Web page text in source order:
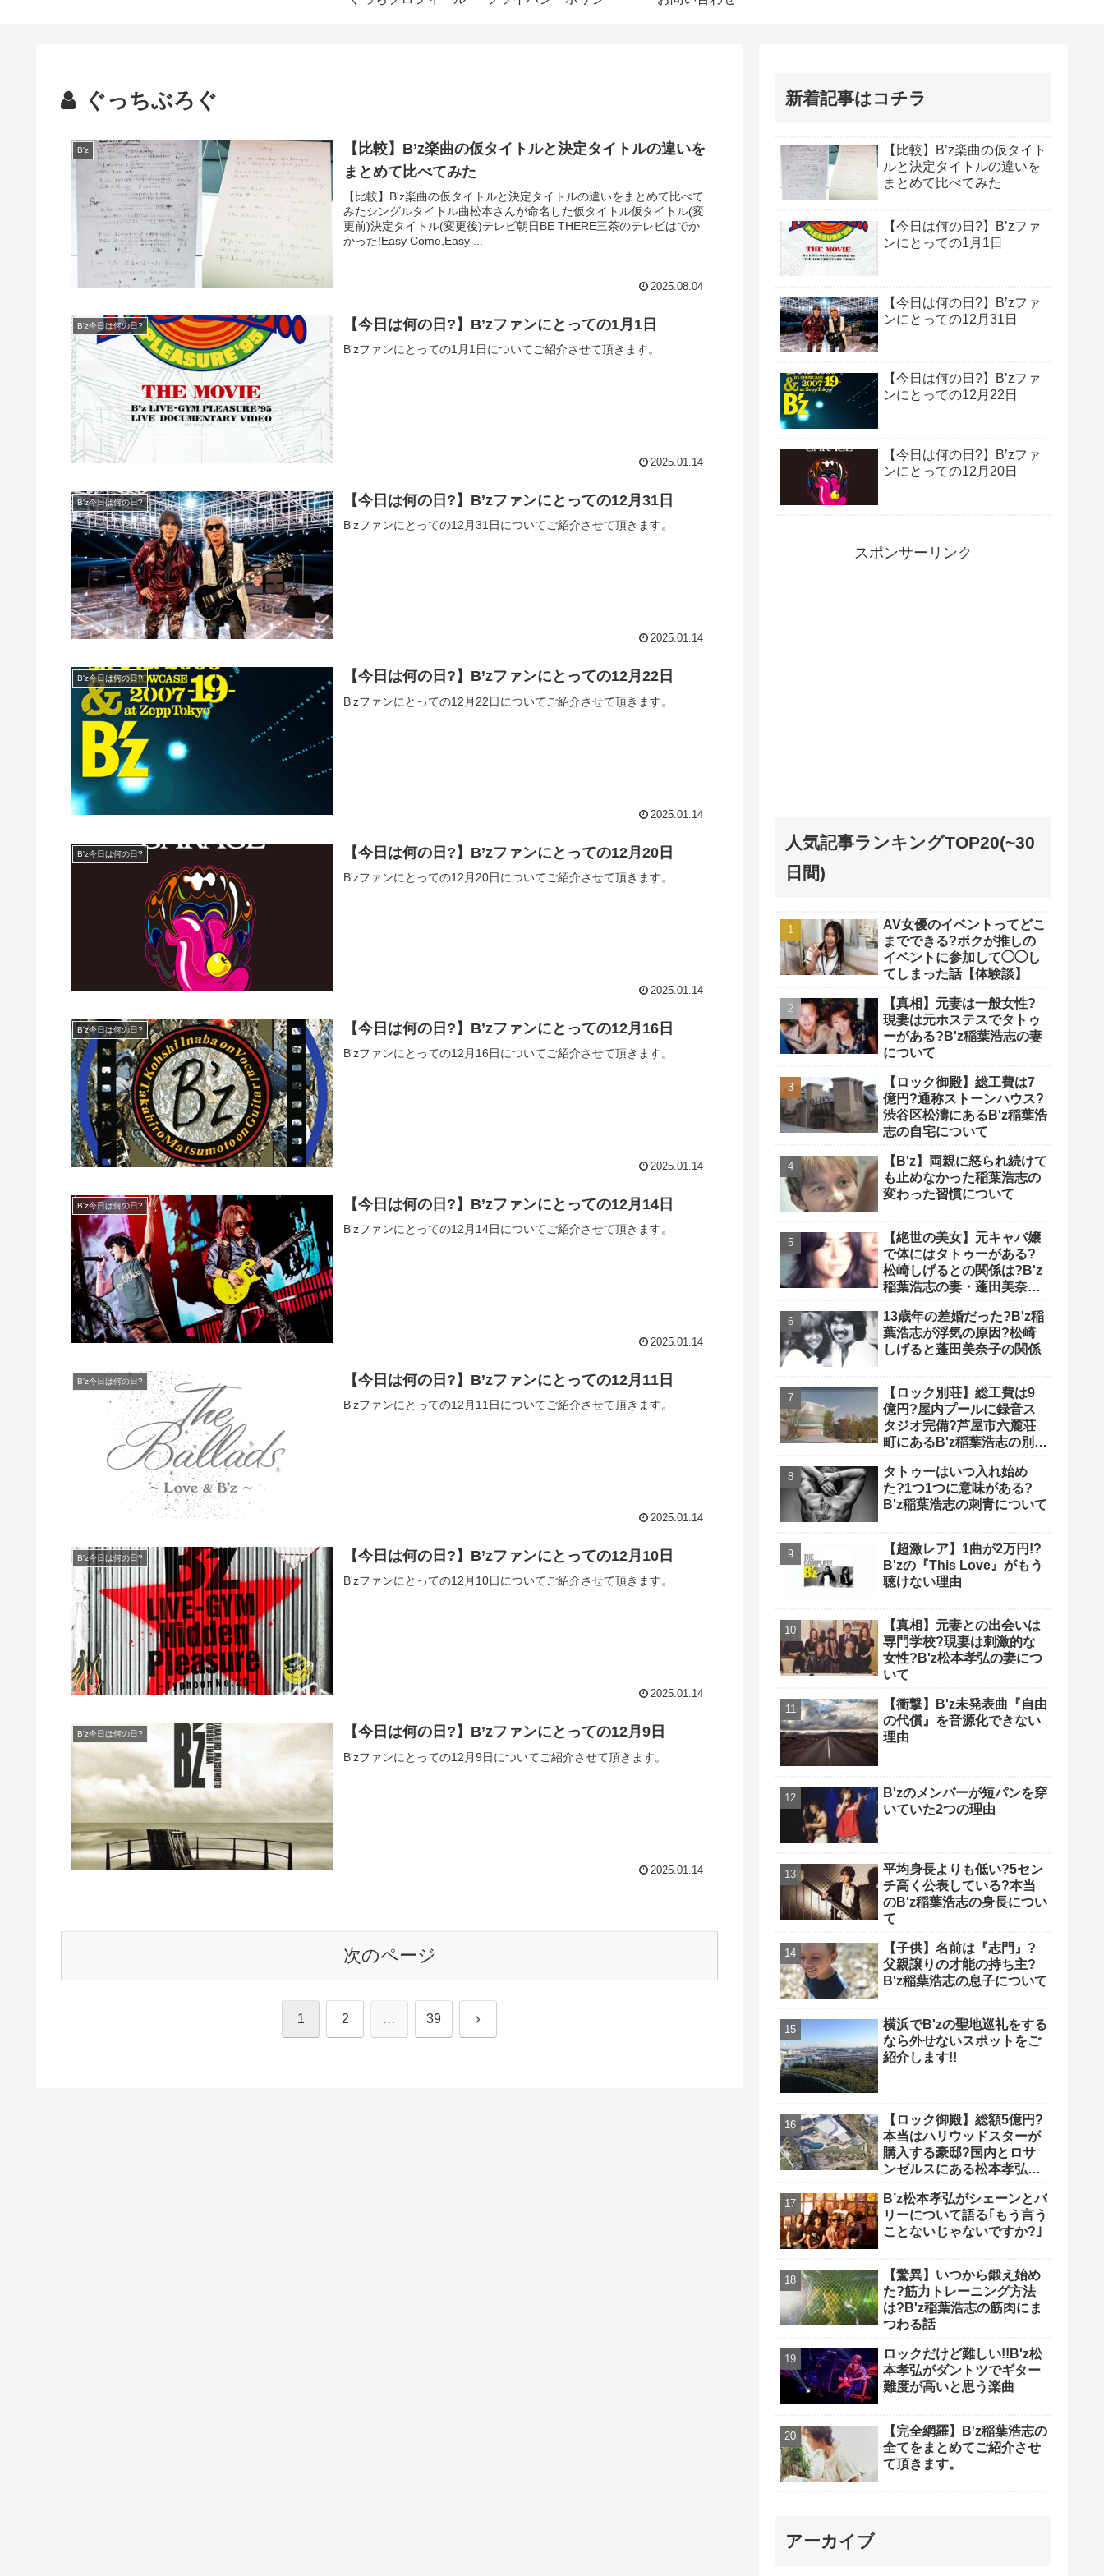
ぐっちぶろぐ
B'z
【比較】B’z楽曲の仮タイトルと決定タイトルの違いを
まとめて比べてみた
【比較】B'z楽曲の仮タイトルと決定タイトルの違いをまとめて比べて
みたシングルタイトル曲松本さんが命名した仮タイトル仮タイトル(変
更前)決定タイトル(変更後)テレビ朝日BE THERE三茶のテレビはでか
かった!Easy Come,Easy ...
2025.08.04
B'z今日は何の日? 【今日は何の日?】B’zファンにとっての1月1日
B'zファンにとっての1月1日についてご紹介させて頂きます。
2025.01.14
B'z今日は何の日? 【今日は何の日?】B’zファンにとっての12月31日
B'zファンにとっての12月31日についてご紹介させて頂きます。
2025.01.14
B'z今日は何の日? 【今日は何の日?】B’zファンにとっての12月22日
B'zファンにとっての12月22日についてご紹介させて頂きます。
2025.01.14
B'z今日は何の日? 【今日は何の日?】B’zファンにとっての12月20日
B'zファンにとっての12月20日についてご紹介させて頂きます。
2025.01.14
B'z今日は何の日? 【今日は何の日?】B’zファンにとっての12月16日
B'zファンにとっての12月16日についてご紹介させて頂きます。
2025.01.14
B'z今日は何の日? 【今日は何の日?】B’zファンにとっての12月14日
B'zファンにとっての12月14日についてご紹介させて頂きます。
2025.01.14
B'z今日は何の日? 【今日は何の日?】B’zファンにとっての12月11日
B'zファンにとっての12月11日についてご紹介させて頂きます。
2025.01.14
B'z今日は何の日? 【今日は何の日?】B’zファンにとっての12月10日
B'zファンにとっての12月10日についてご紹介させて頂きます。
2025.01.14
B'z今日は何の日? 【今日は何の日?】B’zファンにとっての12月9日
B'zファンにとっての12月9日についてご紹介させて頂きます。
2025.01.14
次のページ
1 2 … 39
新着記事はコチラ
【比較】B’z楽曲の仮タイト
ルと決定タイトルの違いを
まとめて比べてみた
【今日は何の日?】B’zファ
ンにとっての1月1日
【今日は何の日?】B’zファ
ンにとっての12月31日
【今日は何の日?】B’zファ
ンにとっての12月22日
【今日は何の日?】B’zファ
ンにとっての12月20日
スポンサーリンク
人気記事ランキングTOP20(~30
日間)
AV女優のイベントってどこ
までできる?ボクが推しの
イベントに参加して◯◯し
てしまった話【体験談】
【真相】元妻は一般女性?
現妻は元ホステスでタトゥ
ーがある?B'z稲葉浩志の妻
について
【ロック御殿】総工費は7
億円?通称ストーンハウス?
渋谷区松濤にあるB'z稲葉浩
志の自宅について
【B'z】両親に怒られ続けて
も止めなかった稲葉浩志の
変わった習慣について
【絶世の美女】元キャバ嬢
で体にはタトゥーがある?
松崎しげるとの関係は?B'z
稲葉浩志の妻・蓬田美奈子
13歳年の差婚だった?B'z稲
葉浩志が浮気の原因?松崎
しげると蓬田美奈子の関係
【ロック別荘】総工費は9
億円?屋内プールに録音ス
タジオ完備?芦屋市六麓荘
町にあるB'z稲葉浩志の別荘
タトゥーはいつ入れ始め
た?1つ1つに意味がある?
B'z稲葉浩志の刺青について
【超激レア】1曲が2万円!?
B'zの『This Love』がもう
聴けない理由
【真相】元妻との出会いは
専門学校?現妻は刺激的な
女性?B'z松本孝弘の妻につ
いて
【衝撃】B'z未発表曲『自由
の代償』を音源化できない
理由
B'zのメンバーが短パンを穿
いていた2つの理由
平均身長よりも低い?5セン
チ高く公表している?本当
のB'z稲葉浩志の身長につい
て
【子供】名前は『志門』?
父親譲りの才能の持ち主?
B'z稲葉浩志の息子について
横浜でB'zの聖地巡礼をする
なら外せないスポットをご
紹介します!!
【ロック御殿】総額5億円?
本当はハリウッドスターが
購入する豪邸?国内とロサ
ンゼルスにある松本孝弘の
B’z松本孝弘がシェーンとバ
リーについて語る｢もう言う
ことないじゃないですか?｣
【驚異】いつから鍛え始め
た?筋力トレーニング方法
は?B'z稲葉浩志の筋肉にま
つわる話
ロックだけど難しい!!B'z松
本孝弘がダントツでギター
難度が高いと思う楽曲
【完全網羅】B'z稲葉浩志の
全てをまとめてご紹介させ
て頂きます。
アーカイブ